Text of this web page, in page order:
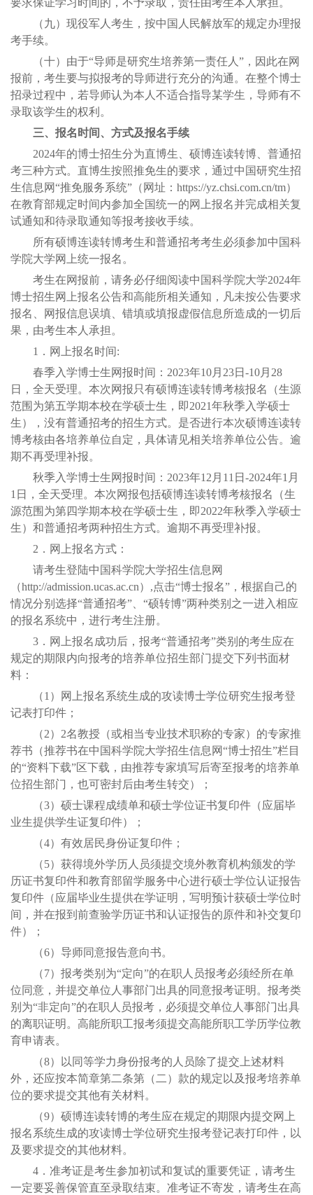
要求保证学习时间的，不予录取，责任由考生本人承担。
（九）现役军人考生，按中国人民解放军的规定办理报
考手续。
（十）由于“导师是研究生培养第一责任人”，因此在网
报前，考生要与拟报考的导师进行充分的沟通。在整个博士
招录过程中，若导师认为本人不适合指导某学生，导师有不
录取该学生的权利。
三、报名时间、方式及报名手续
2024年的博士招生分为直博生、硕博连读转博、普通招
考三种方式。直博生按照推免生的要求，通过中国研究生招
生信息网“推免服务系统”（网址：https://yz.chsi.com.cn/tm）
在教育部规定时间内参加全国统一的网上报名并完成相关复
试通知和待录取通知等报考接收手续。
所有硕博连读转博考生和普通招考考生必须参加中国科
学院大学网上统一报名。
考生在网报前，请务必仔细阅读中国科学院大学2024年
博士招生网上报名公告和高能所相关通知，凡未按公告要求
报名、网报信息误填、错填或填报虚假信息所造成的一切后
果，由考生本人承担。
1．网上报名时间:
春季入学博士生网报时间：2023年10月23日-10月28
日，全天受理。本次网报只有硕博连读转博考核报名（生源
范围为第五学期本校在学硕士生，即2021年秋季入学硕士
生），没有普通招考的招生方式。是否进行本次硕博连读转
博考核由各培养单位自定，具体请见相关培养单位公告。逾
期不再受理补报。
秋季入学博士生网报时间：2023年12月11日-2024年1月
1日，全天受理。本次网报包括硕博连读转博考核报名（生
源范围为第四学期本校在学硕士生，即2022年秋季入学硕士
生）和普通招考两种招生方式。逾期不再受理补报。
2．网上报名方式：
请考生登陆中国科学院大学招生信息网
（http://admission.ucas.ac.cn）,点击“博士报名”，根据自己的
情况分别选择“普通招考”、“硕转博”两种类别之一进入相应
的报名系统中，进行考生注册。
3．网上报名成功后，报考“普通招考”类别的考生应在
规定的期限内向报考的培养单位招生部门提交下列书面材
料：
（1）网上报名系统生成的攻读博士学位研究生报考登
记表打印件；
（2）2名教授（或相当专业技术职称的专家）的专家推
荐书（推荐书在中国科学院大学招生信息网“博士招生”栏目
的“资料下载”区下载，由推荐专家填写后寄至报考的培养单
位招生部门，也可密封后由考生转交）；
（3）硕士课程成绩单和硕士学位证书复印件（应届毕
业生提供学生证复印件）；
（4）有效居民身份证复印件；
（5）获得境外学历人员须提交境外教育机构颁发的学
历证书复印件和教育部留学服务中心进行硕士学位认证报告
复印件（应届毕业生提供在学证明，写明预计获硕士学位时
间，并在报到前查验学历证书和认证报告的原件和补交复印
件）；
（6）导师同意报告意向书。
（7）报考类别为“定向”的在职人员报考必须经所在单
位同意，并提交单位人事部门出具的同意报考证明。报考类
别为“非定向”的在职人员报考，必须提交单位人事部门出具
的离职证明。高能所职工报考须提交高能所职工学历学位教
育申请表。
（8）以同等学力身份报考的人员除了提交上述材料
外，还应按本简章第二条第（二）款的规定以及报考培养单
位的要求提交其他有关材料。
（9）硕博连读转博的考生应在规定的期限内提交网上
报名系统生成的攻读博士学位研究生报考登记表打印件，以
及要求提交的其他材料。
4．准考证是考生参加初试和复试的重要凭证，请考生
一定要妥善保管直至录取结束。准考证不寄发，请考生在高